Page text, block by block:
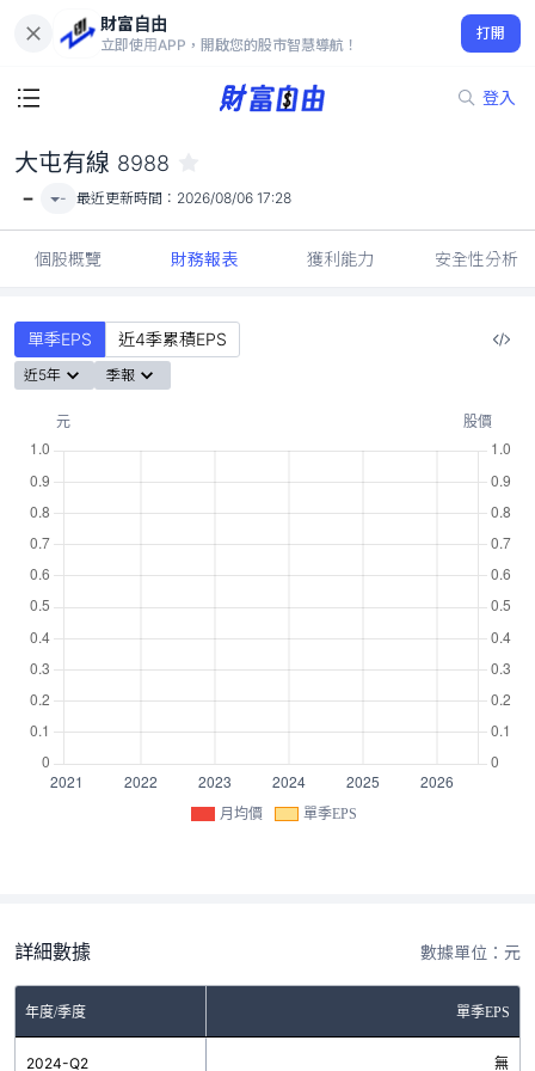
財富自由
立即使用APP，開啟您的股市智慧導航！
打開
登入
-
大屯有線 8988
- - 最近更新時間： 2026/08/06 17:28
個股概覽 財務報表 獲利能力 安全性分析
單季EPS 近4季累積EPS
近5年 季報
月均價 單季EPS
詳細數據 數據單位：元
年度/季度 單季EPS
2024-Q2 無